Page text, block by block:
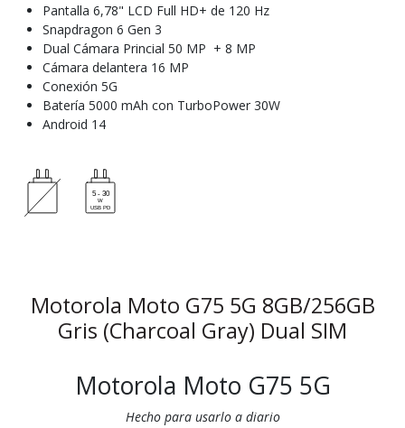
Pantalla 6,78" LCD Full HD+ de 120 Hz
Snapdragon 6 Gen 3
Dual Cámara Princial 50 MP + 8 MP
Cámara delantera 16 MP
Conexión 5G
Batería 5000 mAh con TurboPower 30W
Android 14
Motorola Moto G75 5G 8GB/256GB
Gris (Charcoal Gray) Dual SIM
Motorola Moto G75 5G
Hecho para usarlo a diario